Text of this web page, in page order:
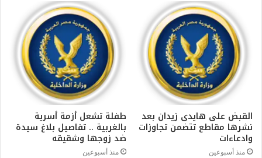
القبض على هايدى زيدان بعد
نشرها مقاطع تتضمن تجاوزات
وادعاءات
منذ أسبوعين
طفلة تشعل أزمة أسرية
بالغربية .. تفاصيل بلاغ سيدة
ضد زوجها وشقيقه
منذ أسبوعين